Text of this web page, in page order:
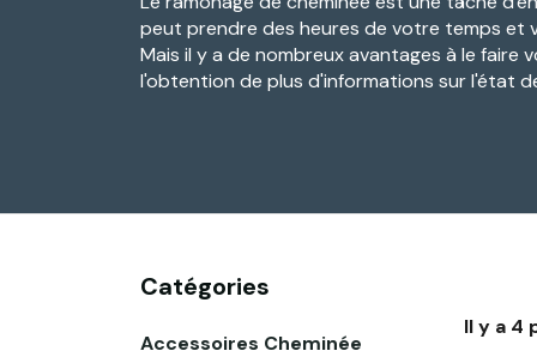
peut prendre des heures de votre temps et
Mais il y a de nombreux avantages à le
l'obtention de plus d'informations sur l'état
Catégories
Accessoires Cheminée
Il y a 4